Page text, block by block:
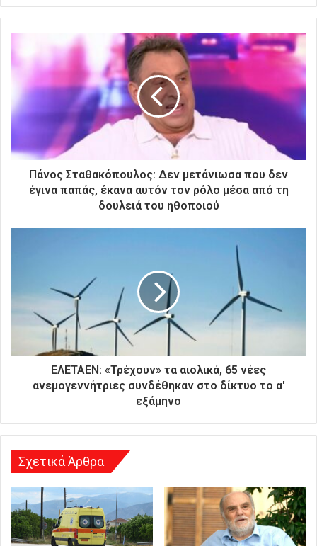
ε
η
λ
τ
η
Πάνος Σταθακόπουλος: Δεν μετάνιωσα που δεν
έγινα παπάς, έκανα αυτόν τον ρόλο μέσα από τη
δουλειά του ηθοποιού
ΕΛΕΤΑΕΝ: «Τρέχουν» τα αιολικά, 65 νέες
ανεμογεννήτριες συνδέθηκαν στο δίκτυο το α'
εξάμηνο
Σχετικά Άρθρα